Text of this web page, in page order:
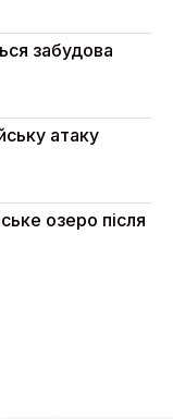
забудова
атаку
озеро після